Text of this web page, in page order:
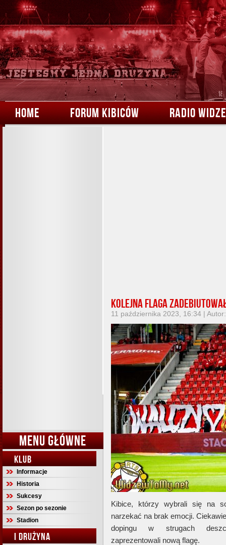
HOME FORUM KIBICÓW RADIO
MENU GŁÓWNE
KLUB
Informacje
Historia
Sukcesy
Sezon po sezonie
Stadion
I DRUŻYNA
Kolejna flaga
11 października 2023, 16:34 |
Kibice, którzy wybrali się na
narzekać na brak emocji.
dopingu w strugach
zaprezentowali nową flagę.